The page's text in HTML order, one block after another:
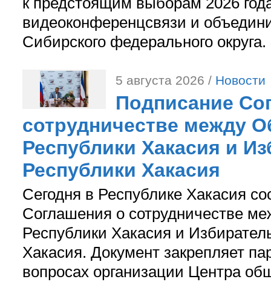
видеоконференцсвязи и
Сибирского федерального округа.
5 августа 2026 / Новости
Подписание
сотрудничестве между
Республики Хакасия и
Республики Хакасия
Сегодня в Республике Хакасия
Соглашения о сотрудничестве
Республики Хакасия и
Хакасия. Документ закрепляет
вопросах организации Центра